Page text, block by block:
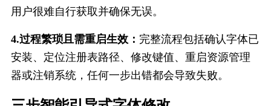
用户很难自行获取并确保无误。
4.过程繁琐且需重启生效： 完整流程包括确认字体已
安装、定位注册表路径、修改键值、重启资源管理
器或注销系统，任何一步出错都会导致失败。